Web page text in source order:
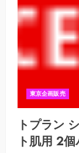
東京企画販売
トプラン
ト肌用 2